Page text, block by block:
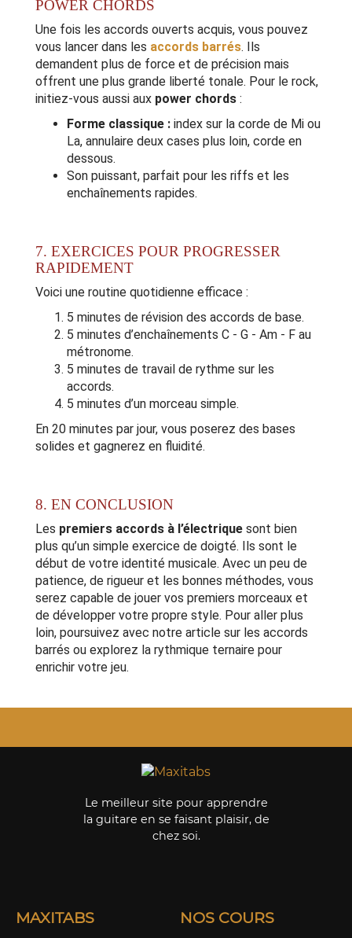
POWER CHORDS
Une fois les accords ouverts acquis, vous pouvez
vous lancer dans les accords barrés. Ils
demandent plus de force et de précision mais
offrent une plus grande liberté tonale. Pour le rock,
initiez-vous aussi aux power chords :
Forme classique : index sur la corde de Mi ou
La, annulaire deux cases plus loin, corde en
dessous.
Son puissant, parfait pour les riffs et les
enchaînements rapides.
7. EXERCICES POUR PROGRESSER
RAPIDEMENT
Voici une routine quotidienne efficace :
5 minutes de révision des accords de base.
5 minutes d’enchaînements C - G - Am - F au
métronome.
5 minutes de travail de rythme sur les
accords.
5 minutes d’un morceau simple.
En 20 minutes par jour, vous poserez des bases
solides et gagnerez en fluidité.
8. EN CONCLUSION
Les premiers accords à l’électrique sont bien
plus qu’un simple exercice de doigté. Ils sont le
début de votre identité musicale. Avec un peu de
patience, de rigueur et les bonnes méthodes, vous
serez capable de jouer vos premiers morceaux et
de développer votre propre style. Pour aller plus
loin, poursuivez avec notre article sur les accords
barrés ou explorez la rythmique ternaire pour
enrichir votre jeu.
Le meilleur site pour apprendre
la guitare en se faisant plaisir, de
chez soi.
MAXITABS NOS COURS